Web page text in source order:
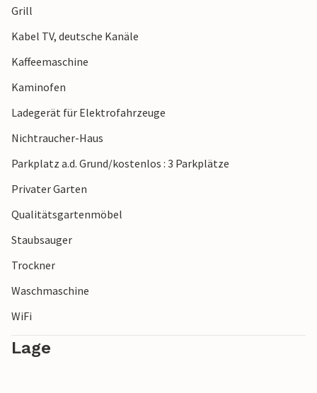
bringen mit etwas Glück das Abendessen mit nach Hause.
diesem einladenden Ferienhaus in Bjerregård. Willkommen!
und kann nicht genutzt werden.
Grill
Kabel TV, deutsche Kanäle
Kaffeemaschine
Kaminofen
Ladegerät für Elektrofahrzeuge
Nichtraucher-Haus
Parkplatz a.d. Grund/kostenlos : 3 Parkplätze
Privater Garten
Qualitätsgartenmöbel
Staubsauger
Trockner
Waschmaschine
WiFi
Lage